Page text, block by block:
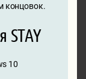
концовок.
10